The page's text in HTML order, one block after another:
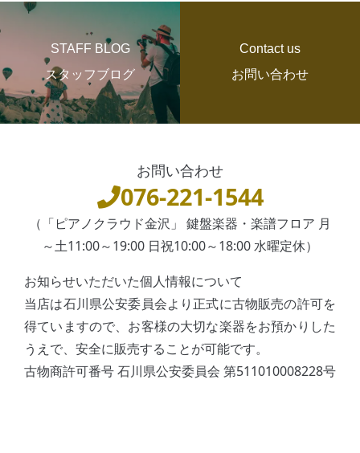
STAFF BLOG
スタッフブログ
Contact us
お問い合わせ
お問い合わせ
076-221-1544
（「ピアノクラウド金沢」 鍵盤楽器・楽譜フロア 月
～土11:00～19:00 日祝10:00～18:00 水曜定休）
お知らせいただいた個人情報について
当店は石川県公安委員会より正式に古物販売の許可を
得ていますので、お客様の大切な楽器をお預かりした
うえで、安全に販売することが可能です。
古物商許可番号 石川県公安委員会 第511010008228号